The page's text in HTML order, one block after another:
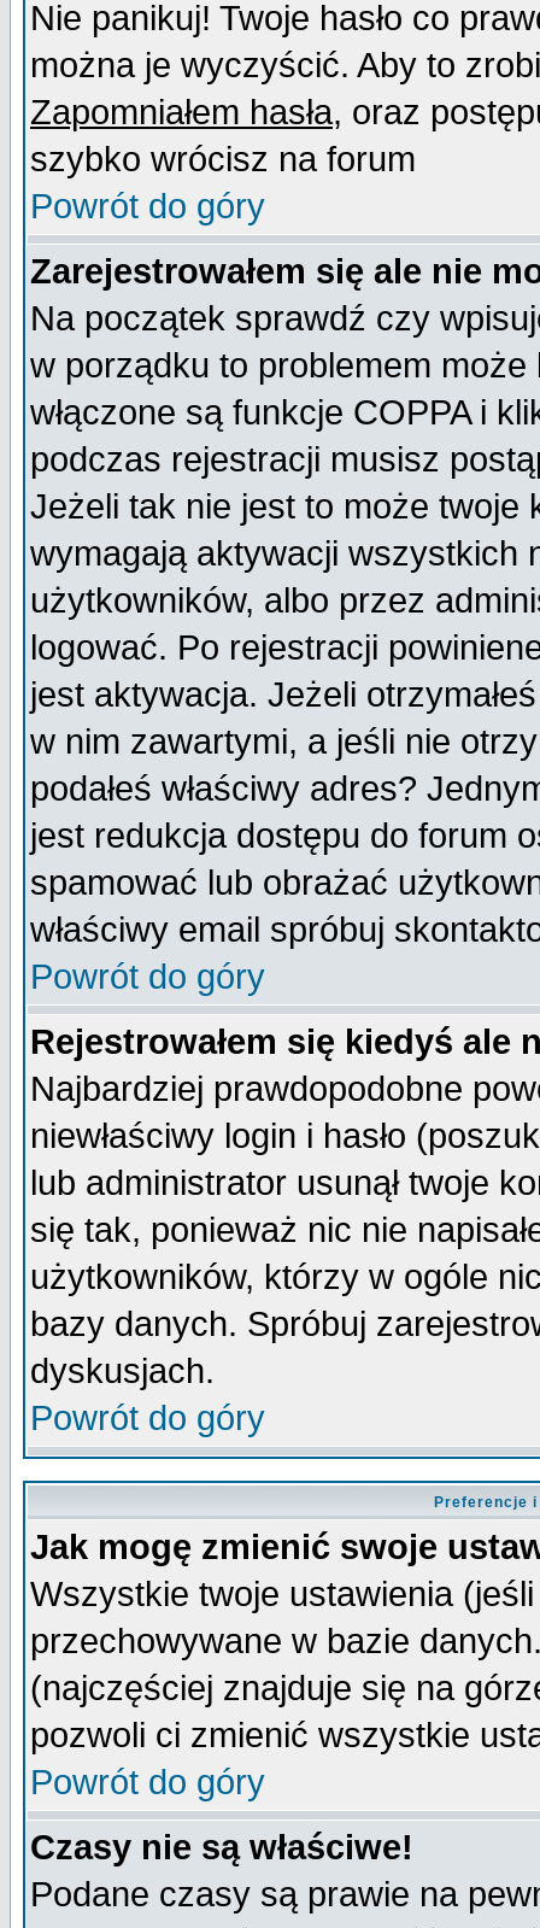
Nie panikuj! Twoje hasło co
można je wyczyścić. Aby to
Zapomniałem hasła, oraz
szybko wrócisz na forum
Powrót do góry
Zarejestrowałem się ale nie
Na początek sprawdź czy
w porządku to problemem
włączone są funkcje COPPA i
podczas rejestracji musisz
Jeżeli tak nie jest to może twoje
wymagają aktywacji wszystkich
użytkowników, albo przez
logować. Po rejestracji
jest aktywacja. Jeżeli
w nim zawartymi, a jeśli nie
podałeś właściwy adres?
jest redukcja dostępu do forum
spamować lub obrażać
właściwy email spróbuj
Powrót do góry
Rejestrowałem się kiedyś ale
Najbardziej prawdopodobne
niewłaściwy login i hasło
lub administrator usunął twoje
się tak, ponieważ nic nie
użytkowników, którzy w ogóle
bazy danych. Spróbuj
dyskusjach.
Powrót do góry
Preferencje
Jak mogę zmienić swoje
Wszystkie twoje ustawienia
przechowywane w bazie
(najczęściej znajduje się na
pozwoli ci zmienić wszystkie
Powrót do góry
Czasy nie są właściwe!
Podane czasy są prawie na